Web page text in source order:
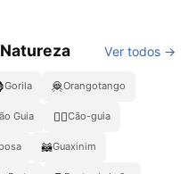
Ver todos →
Gorila 🦧Orangotango
Guia 🐕‍🦺Cão-guia
🦝Guaxinim